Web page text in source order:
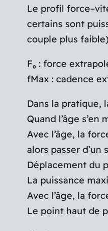
Le profil
certains sont
couple plus
F₀ : force
fMax : cadence
Dans la pratique,
Quand l’âge s’en
Avec l’âge, la
alors passer
Déplacement du
La puissance
Avec l’âge, la
Le point haut de